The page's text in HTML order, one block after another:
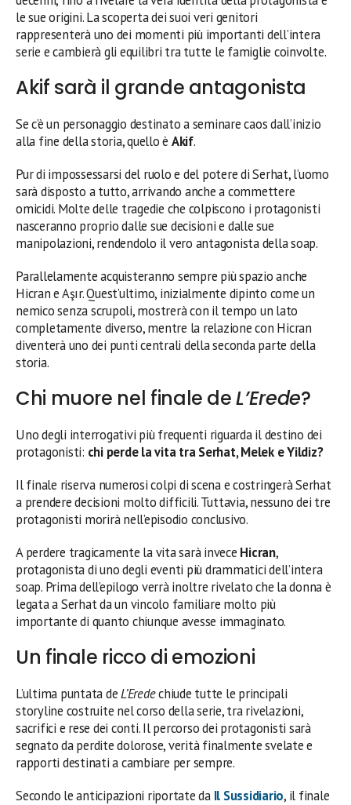
le sue origini. La scoperta dei suoi veri genitori
rappresenterà uno dei momenti più importanti dell’intera
serie e cambierà gli equilibri tra tutte le famiglie coinvolte.
Akif sarà il grande antagonista
Se c’è un personaggio destinato a seminare caos dall’inizio
alla fine della storia, quello è Akif.
Pur di impossessarsi del ruolo e del potere di Serhat, l’uomo
sarà disposto a tutto, arrivando anche a commettere
omicidi. Molte delle tragedie che colpiscono i protagonisti
nasceranno proprio dalle sue decisioni e dalle sue
manipolazioni, rendendolo il vero antagonista della soap.
Parallelamente acquisteranno sempre più spazio anche
Hicran e Aşır. Quest’ultimo, inizialmente dipinto come un
nemico senza scrupoli, mostrerà con il tempo un lato
completamente diverso, mentre la relazione con Hicran
diventerà uno dei punti centrali della seconda parte della
storia.
Chi muore nel finale deL’Erede?
Uno degli interrogativi più frequenti riguarda il destino dei
protagonisti: chi perde la vita tra Serhat, Melek e Yildiz?
Il finale riserva numerosi colpi di scena e costringerà Serhat
a prendere decisioni molto difficili. Tuttavia, nessuno dei tre
protagonisti morirà nell’episodio conclusivo.
A perdere tragicamente la vita sarà invece Hicran,
protagonista di uno degli eventi più drammatici dell’intera
soap. Prima dell’epilogo verrà inoltre rivelato che la donna è
legata a Serhat da un vincolo familiare molto più
importante di quanto chiunque avesse immaginato.
Un finale ricco di emozioni
L’ultima puntata deL’Eredechiude tutte le principali
storyline costruite nel corso della serie, tra rivelazioni,
sacrifici e rese dei conti. Il percorso dei protagonisti sarà
segnato da perdite dolorose, verità finalmente svelate e
rapporti destinati a cambiare per sempre.
Secondo le anticipazioni riportate da Il Sussidiario, il finale